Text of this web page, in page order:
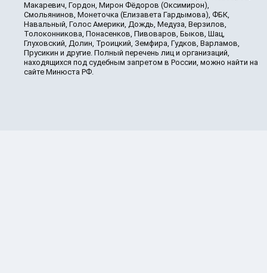
Макаревич, Гордон, Мирон Фёдоров (Оксимирон),
Смольянинов, Монеточка (Елизавета Гардымова), ФБК,
Навальный, Голос Америки, Дождь, Медуза, Верзилов,
Толоконникова, Понасенков, Пивоваров, Быков, Шац,
Глуховский, Долин, Троицкий, Земфира, Гудков, Варламов,
Прусикин и другие. Полный перечень лиц и организаций,
находящихся под судебным запретом в России, можно найти на
сайте Минюста РФ.